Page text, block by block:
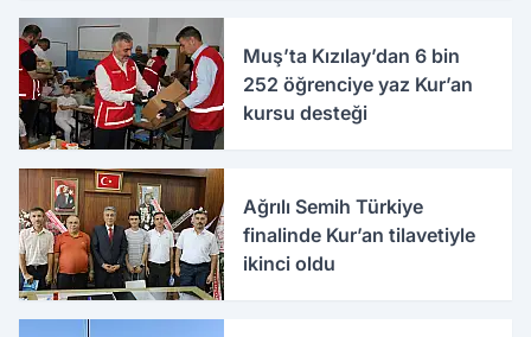
Muş’ta Kızılay’dan 6 bin
252 öğrenciye yaz Kur’an
kursu desteği
Ağrılı Semih Türkiye
finalinde Kur’an tilavetiyle
ikinci oldu